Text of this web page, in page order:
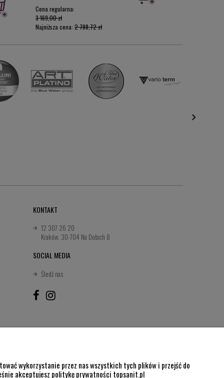
Cena regularna:
3 169,00 zł
Najniższa cena: 2 788,72 zł
KONTAKT
12 307 26 20
Kraków, 30-704 Na Dołach 8
SOCIAL MEDIA
Śledź nas
wykorzystanie przez nas wszystkich tych plików i przejść do
akceptujesz politykę prywatności topsanit.pl